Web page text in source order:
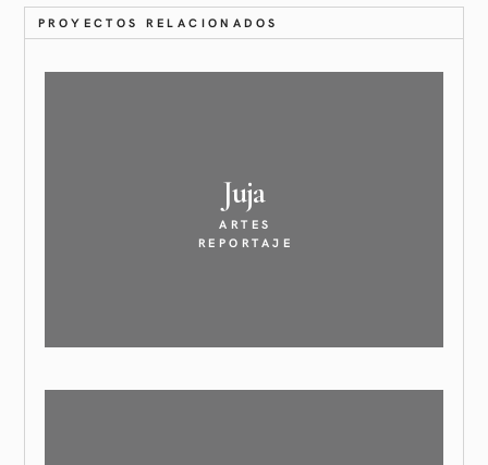
PROYECTOS RELACIONADOS
Juja
ARTES
REPORTAJE